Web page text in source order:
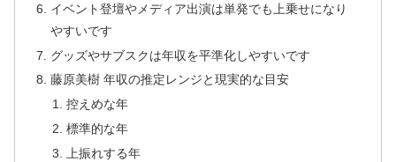
イベント登壇やメディア出演は単発でも上乗せになり
やすいです
グッズやサブスクは年収を平準化しやすいです
藤原美樹 年収の推定レンジと現実的な目安
控えめな年
標準的な年
上振れする年